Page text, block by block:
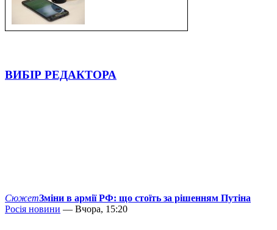
ВИБІР РЕДАКТОРА
СюжетЗміни в армії РФ: що стоїть за рішенням Путіна
Росія новини — Вчора, 15:20